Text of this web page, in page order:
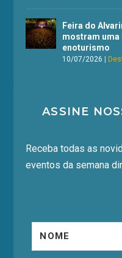
Feira do
mostram uma
enoturismo
10/07/2026 |
ASSINE
Receba todas as
eventos da semana